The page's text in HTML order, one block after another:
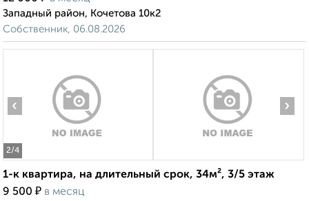
Западный район, Кочетова 10к2
Собственник, 06.08.2026
2/4
‹ ›
1-к квартира, на длительный срок, 34м², 3/5 этаж
9 500 ₽ в месяц